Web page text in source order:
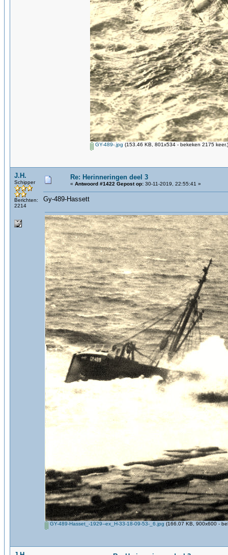
GY-489-.jpg (153.46 KB, 801x534 - bekeken 2175 keer.)
J.H.
Schipper
Berichten:
2214
Re: Herinneringen deel 3
« Antwoord #1422 Gepost op: 30-11-2019, 22:55:41 »
Gy-489-Hassett
GY-489-Hasset_-1929--ex_H-33-18-09-53-_6.jpg (166.07 KB, 900x600 -